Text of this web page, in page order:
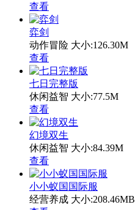
查看
弈剑
动作冒险 大小:126.30M
查看
七日完整版
休闲益智 大小:77.5M
查看
幻境双生
休闲益智 大小:84.39M
查看
小小蚁国国际服
经营养成 大小:208.46MB